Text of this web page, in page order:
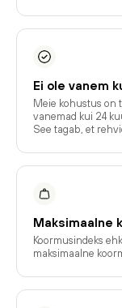
Ei ole vanem
Meie kohustus on
vanemad kui 24
See tagab, et
Maksimaalne
Koormusindeks
maksimaalne